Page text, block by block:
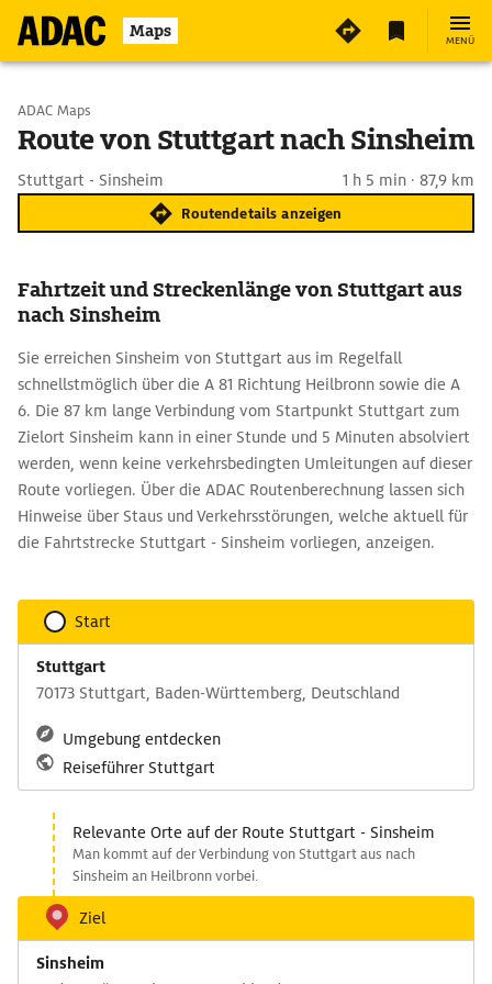
Maps MENÜ
Start wählen
ADAC Maps
Route von Stuttgart nach Sinsheim
Stuttgart - Sinsheim 1 h 5 min · 87,9 km
Routendetails anzeigen
Fahrtzeit und Streckenlänge von Stuttgart aus
nach Sinsheim
Sie erreichen Sinsheim von Stuttgart aus im Regelfall
schnellstmöglich über die A 81 Richtung Heilbronn sowie die A
6. Die 87 km lange Verbindung vom Startpunkt Stuttgart zum
Zielort Sinsheim kann in einer Stunde und 5 Minuten absolviert
werden, wenn keine verkehrsbedingten Umleitungen auf dieser
Route vorliegen. Über die ADAC Routenberechnung lassen sich
Hinweise über Staus und Verkehrsstörungen, welche aktuell für
die Fahrtstrecke Stuttgart - Sinsheim vorliegen, anzeigen.
Start
Stuttgart
70173 Stuttgart, Baden-Württemberg, Deutschland
Umgebung entdecken
Reiseführer Stuttgart
Relevante Orte auf der Route Stuttgart - Sinsheim
Man kommt auf der Verbindung von Stuttgart aus nach
Sinsheim an Heilbronn vorbei.
Ziel
Sinsheim